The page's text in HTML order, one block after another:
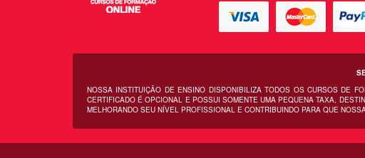
NOSSA INSTITUIÇÃO DE ENSINO DISPONIBILIZA TODOS OS CURSOS DE
CERTIFICADO É OPCIONAL E POSSUI SOMENTE UMA PEQUENA TAXA,
MELHORANDO SEU NÍVEL PROFISSIONAL E CONTRIBUINDO PARA QUE